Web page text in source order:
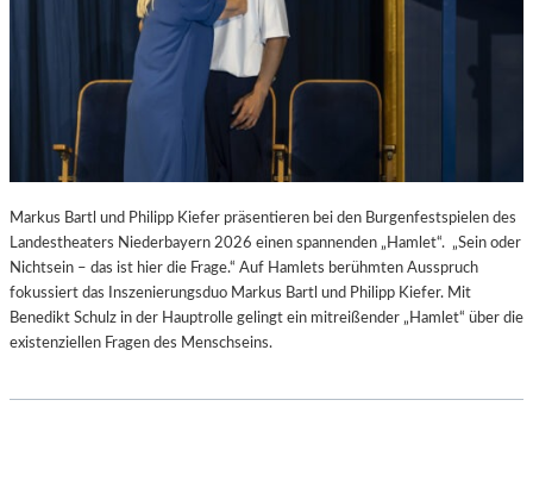
Markus Bartl und Philipp Kiefer präsentieren bei den Burgenfestspielen des
Landestheaters Niederbayern 2026 einen spannenden „Hamlet“. „Sein oder
Nichtsein – das ist hier die Frage.“ Auf Hamlets berühmten Ausspruch
fokussiert das Inszenierungsduo Markus Bartl und Philipp Kiefer. Mit
Benedikt Schulz in der Hauptrolle gelingt ein mitreißender „Hamlet“ über die
existenziellen Fragen des Menschseins.